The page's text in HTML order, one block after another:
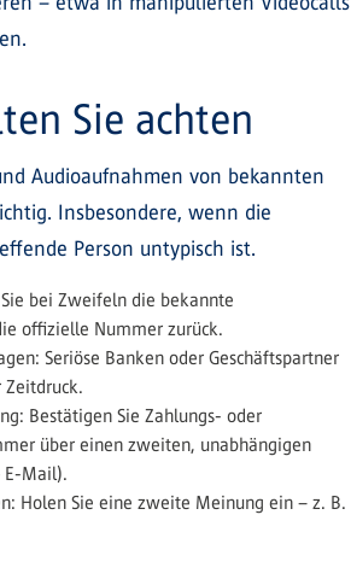
Sie achten
Audioaufnahmen von bekannten
Insbesondere, wenn die
Person untypisch ist.
bei Zweifeln die bekannte
offizielle Nummer zurück.
Seriöse Banken oder Geschäftspartner
Zeitdruck.
Bestätigen Sie Zahlungs- oder
über einen zweiten, unabhängigen
E-Mail).
Holen Sie eine zweite Meinung ein – z. B.